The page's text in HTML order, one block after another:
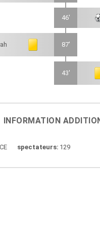
46'
87'
43'
INFORMATION
spectateurs 129